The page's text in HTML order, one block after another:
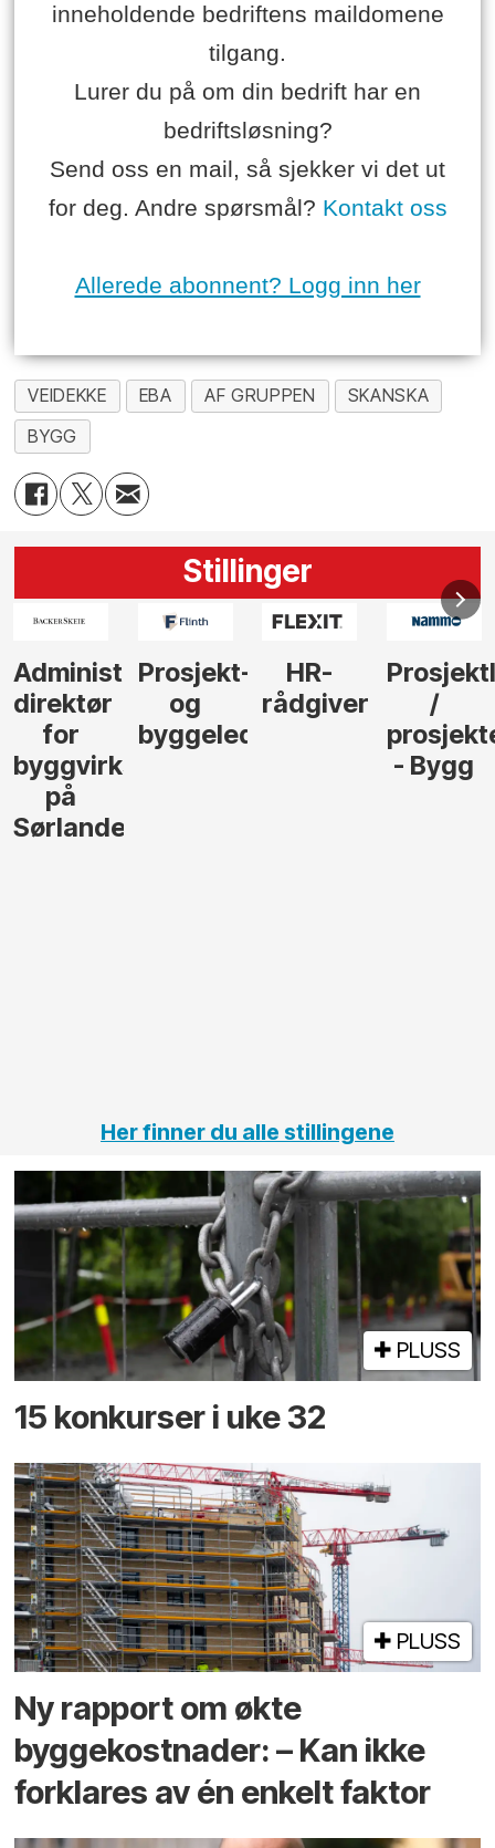
inneholdende bedriftens maildomene
tilgang.
Lurer du på om din bedrift har en
bedriftsløsning?
Send oss en mail, så sjekker vi det ut
for deg. Andre spørsmål? Kontakt oss
Allerede abonnent? Logg inn her
VEIDEKKE EBA AF GRUPPEN
SKANSKA
BYGG
Stillinger
HR-
rådgiver
Prosjektleder
/
prosjekteringsleder
Vi
behøver
elektrofagfolk
Anlegg
søker
Elektro
Her finner du alle stillingene
PLUSS
15 konkurser i uke 32
PLUSS
Ny rapport om økte
byggekostnader: – Kan ikke
forklares av én enkelt faktor